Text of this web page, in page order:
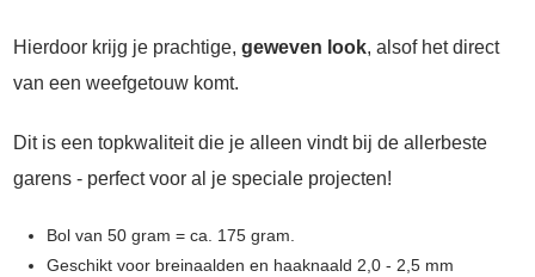
Hierdoor krijg je prachtige, geweven look, alsof het direct
van een weefgetouw komt.
Dit is een topkwaliteit die je alleen vindt bij de allerbeste
garens - perfect voor al je speciale projecten!
Bol van 50 gram = ca. 175 gram.
Geschikt voor breinaalden en haaknaald 2,0 - 2,5 mm